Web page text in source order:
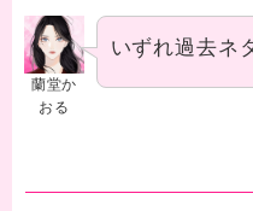
蘭堂か
おる
いずれ過去ネ